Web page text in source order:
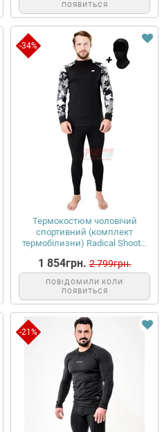
ПОЯВИТЬСЯ
-34%
Термокостюм чоловічий
спортивний (комплект
термобілизни) Radical Shoot...
1 854грн. 2 799грн.
ПОВІДОМИЛИ КОЛИ
ПОЯВИТЬСЯ
-21%